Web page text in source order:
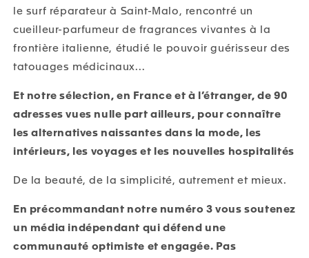
le surf réparateur à Saint-Malo, rencontré un
cueilleur-parfumeur de fragrances vivantes à la
frontière italienne, étudié le pouvoir guérisseur des
tatouages médicinaux…
Et notre sélection, en France et à l’étranger, de 90
adresses vues nulle part ailleurs, pour connaître
les alternatives naissantes dans la mode, les
intérieurs, les voyages et les nouvelles hospitalités
De la beauté, de la simplicité, autrement et mieux.
En précommandant notre numéro 3 vous soutenez
un média indépendant qui défend une
communauté optimiste et engagée. Pas